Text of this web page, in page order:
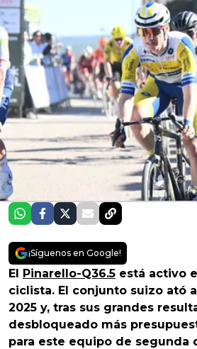
¡Síguenos en Google!
El Pinarello-Q36.5 está activo
ciclista. El conjunto suizo ató
2025 y, tras sus grandes
desbloqueado más
para este equipo de segunda